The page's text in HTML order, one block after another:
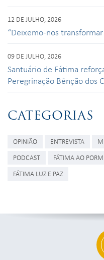
12 DE JULHO, 2026
“Deixemo-nos
09 DE JULHO, 2026
Santuário de Fátima
Peregrinação Bênção dos
CATEGORIAS
OPINIÃO ENTREVISTA
PODCAST
FÁTIMA AO
FÁTIMA LUZ E PAZ